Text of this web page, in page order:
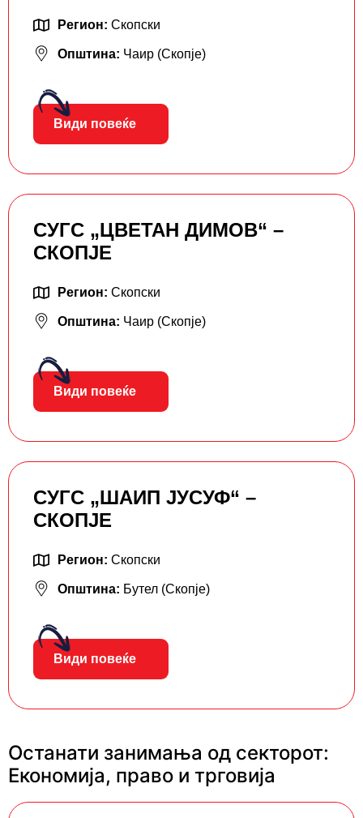
Регион: Скопски
Општина: Чаир (Скопје)
Види повеќе
СУГС „ЦВЕТАН ДИМОВ“ –
СКОПЈЕ
Регион: Скопски
Општина: Чаир (Скопје)
Види повеќе
СУГС „ШАИП ЈУСУФ“ –
СКОПЈЕ
Регион: Скопски
Општина: Бутел (Скопје)
Види повеќе
Останати занимања од секторот:
Економија, право и трговија